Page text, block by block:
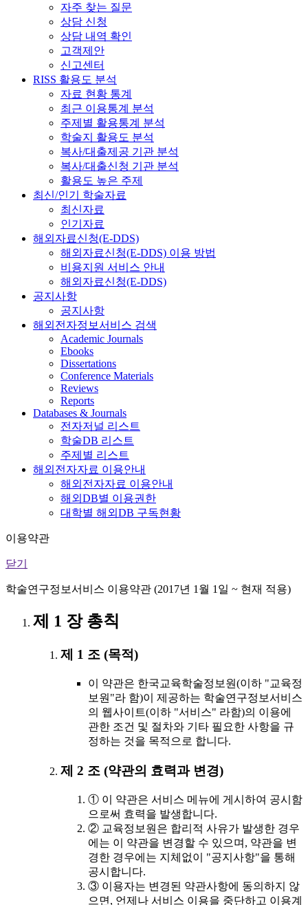
자주 찾는 질문
상담 신청
상담 내역 확인
고객제안
신고센터
RISS 활용도 분석
자료 현황 통계
최근 이용통계 분석
주제별 활용통계 분석
학술지 활용도 분석
복사/대출제공 기관 분석
복사/대출신청 기관 분석
활용도 높은 주제
최신/인기 학술자료
최신자료
인기자료
해외자료신청(E-DDS)
해외자료신청(E-DDS) 이용 방법
비용지원 서비스 안내
해외자료신청(E-DDS)
공지사항
공지사항
해외전자정보서비스 검색
Academic Journals
Ebooks
Dissertations
Conference Materials
Reviews
Reports
Databases & Journals
전자저널 리스트
학술DB 리스트
주제별 리스트
해외전자자료 이용안내
해외전자자료 이용안내
해외DB별 이용권한
대학별 해외DB 구독현황
이용약관
닫기
학술연구정보서비스 이용약관 (2017년 1월 1일 ~ 현재 적용)
제 1 장 총칙
제 1 조 (목적)
이 약관은 한국교육학술정보원(이하 "교육정
보원"라 함)이 제공하는 학술연구정보서비스
의 웹사이트(이하 "서비스" 라함)의 이용에
관한 조건 및 절차와 기타 필요한 사항을 규
정하는 것을 목적으로 합니다.
제 2 조 (약관의 효력과 변경)
① 이 약관은 서비스 메뉴에 게시하여 공시함
으로써 효력을 발생합니다.
② 교육정보원은 합리적 사유가 발생한 경우
에는 이 약관을 변경할 수 있으며, 약관을 변
경한 경우에는 지체없이 "공지사항"을 통해
공시합니다.
③ 이용자는 변경된 약관사항에 동의하지 않
으면, 언제나 서비스 이용을 중단하고 이용계